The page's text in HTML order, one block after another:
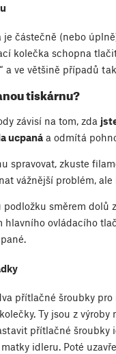
je částečně (nebo
kolečka schopna
a ve většině případů
tiskárnu?
závisí na tom, zda
ucpaná a odmítá
spravovat, zkuste
vážnější problém,
podložku směrem dolů z
hlavního ovládacího
přítlačné šroubky
Ty jsou z
přítlačné šroubky
idleru. Poté